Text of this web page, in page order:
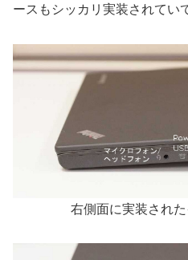
ースもシッカリ実装されてい
右側面に実装され